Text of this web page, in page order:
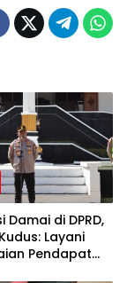
Damai di DPRD,
Layani
Pendapat